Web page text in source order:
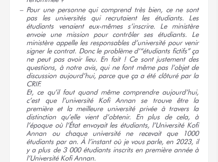
Pour une personne qui comprend très bien, ce ne sont
pas les universités qui recrutaient les étudiants. Les
étudiants venaient eux-mêmes s’inscrire. Le ministère
envoie une mission pour contrôler ses étudiants. Le
ministère appelle les responsables d’université pour venir
signer le contrat. Donc le problème d’“étudiants fictifs” ça
ne peut pas avoir lieu. En fait ! Ce sont justement des
questions, à notre avis, qui ne font même pas l’objet de
discussion aujourd’hui, parce que ça a été clôturé par la
CRIF.
Et, ce qu’il faut quand même comprendre aujourd’hui,
c’est que l’université Kofi Annan se trouve être la
première et la meilleure université privée à travers la
distinction qu’elle vient d’obtenir. En plus de cela, à
l’époque où l’État envoyait les étudiants, l’Université Kofi
Annan ou chaque université ne recevait que 1000
étudiants par an. À l’instant où je vous parle, en 2023, il
y a plus de 3 000 étudiants inscrits en première année à
l’Université Kofi Annan.